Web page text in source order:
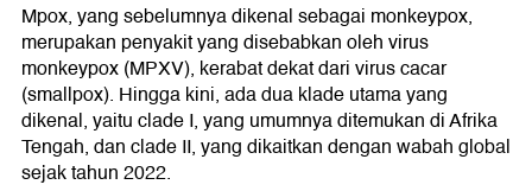
Mpox, yang sebelumnya dikenal sebagai monkeypox,
merupakan penyakit yang disebabkan oleh virus
monkeypox (MPXV), kerabat dekat dari virus cacar
(smallpox). Hingga kini, ada dua klade utama yang
dikenal, yaitu clade I, yang umumnya ditemukan di Afrika
Tengah, dan clade II, yang dikaitkan dengan wabah global
sejak tahun 2022.